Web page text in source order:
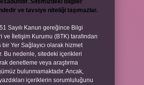
Sitemizdeki bilgiler
ve tavsiye niteliği taşımazlar.
Sayılı Kanun gereğince Bilgi
ve İletişim Kurumu (BTK) tarafından
bir Yer Sağlayıcı olarak hizmet
Bu nedenle, sitedeki içerikleri
denetleme veya araştırma
bulunmamaktadır. Ancak,
içeriklerin sorumluluğunu